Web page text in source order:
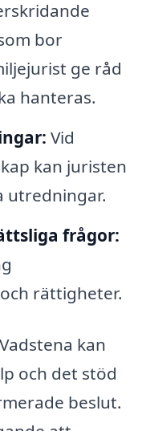
bor
ge råd
hanteras.
Vid
kan juristen
utredningar.
frågor:
rättigheter.
kan
och det stöd
beslut.